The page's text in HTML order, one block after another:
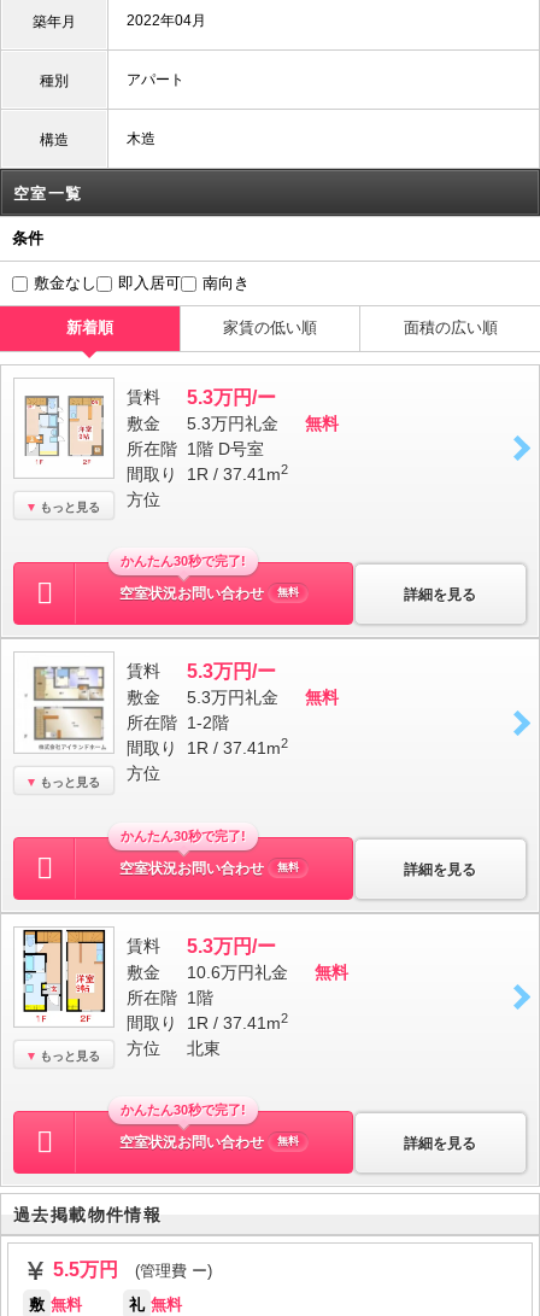
築年月 2022年04月
種別 アパート
構造 木造
空室一覧
条件
敷金なし 即入居可 南向き
新着順 家賃の低い順 面積の広い順
もっと見る
賃料 5.3万円/ー
敷金 5.3万円礼金
無料
所在階 1階 D号室
間取り
1R / 37.41m2
方位
詳細を見る
かんたん30秒で完了!
空室状況お問い合わせ 無料
もっと見る
賃料 5.3万円/ー
敷金 5.3万円礼金
無料
所在階 1-2階
間取り
1R / 37.41m2
方位
詳細を見る
かんたん30秒で完了!
空室状況お問い合わせ 無料
もっと見る
賃料 5.3万円/ー
敷金 10.6万円礼金
無料
所在階 1階
間取り
1R / 37.41m2
方位 北東
詳細を見る
かんたん30秒で完了!
空室状況お問い合わせ 無料
過去掲載物件情報
5.5万円
(管理費 ー)
敷 無料 礼 無料